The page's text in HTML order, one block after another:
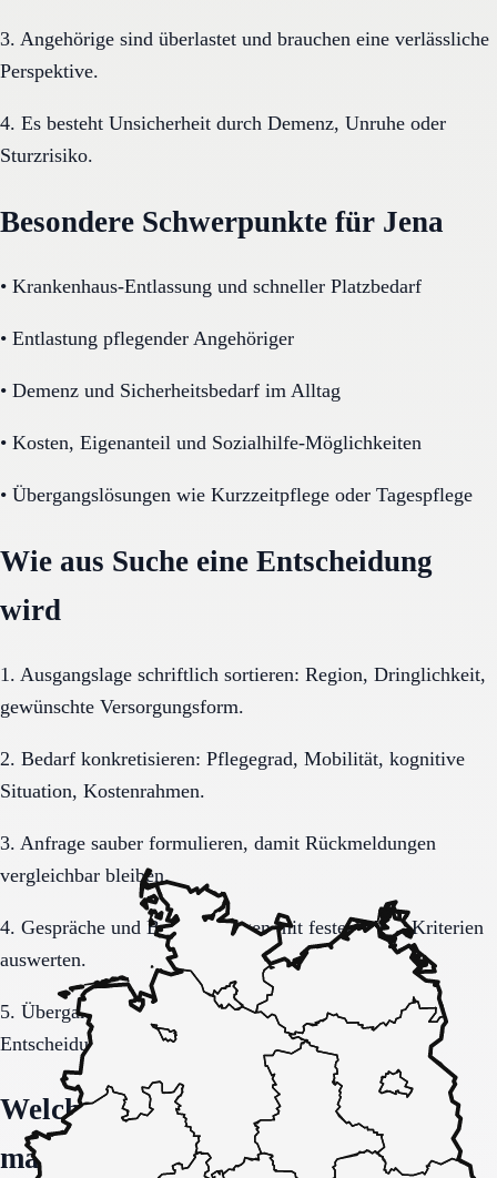
3. Angehörige sind überlastet und brauchen eine verlässliche
Perspektive.
4. Es besteht Unsicherheit durch Demenz, Unruhe oder
Sturzrisiko.
Besondere Schwerpunkte für Jena
• Krankenhaus-Entlassung und schneller Platzbedarf
• Entlastung pflegender Angehöriger
• Demenz und Sicherheitsbedarf im Alltag
• Kosten, Eigenanteil und Sozialhilfe-Möglichkeiten
• Übergangslösungen wie Kurzzeitpflege oder Tagespflege
Wie aus Suche eine Entscheidung
wird
1. Ausgangslage schriftlich sortieren: Region, Dringlichkeit,
gewünschte Versorgungsform.
2. Bedarf konkretisieren: Pflegegrad, Mobilität, kognitive
Situation, Kostenrahmen.
3. Anfrage sauber formulieren, damit Rückmeldungen
vergleichbar bleiben.
4. Gespräche und Besichtigungen mit festen Muss-Kriterien
auswerten.
5. Übergang, Kommunikation und Kosten vor der
Entscheidung vollständig klären.
Welche Fragen den Unterschied
machen